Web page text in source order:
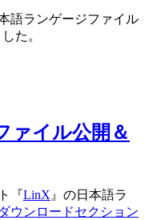
語ランゲージファイル
た。
ァイル公開＆
『LinX 』の日本語ラ
ダウンロードセクション